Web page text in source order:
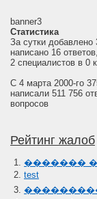
banner3
Статистика
За сутки добавлено
написано 16
2 специалистов в 0
С 4 марта 2000-го
написали 511 756
вопросов
Рейтинг жалоб
�������
test